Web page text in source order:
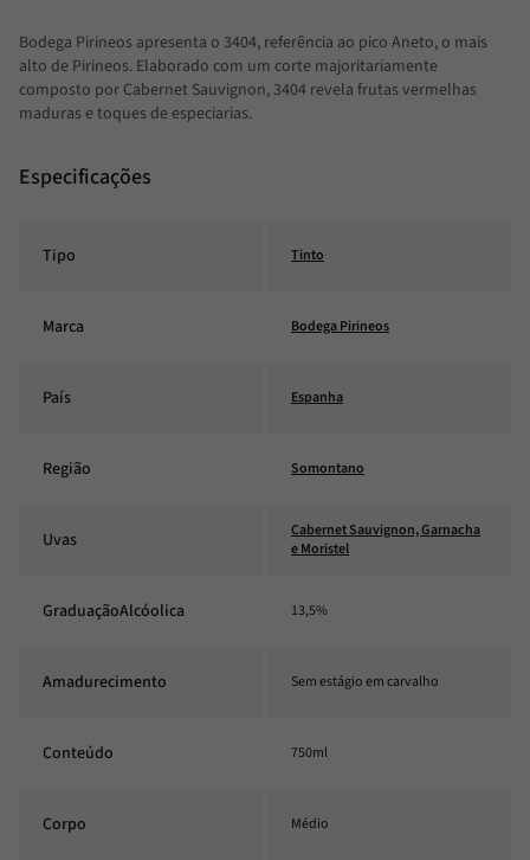
Bodega Pirineos apresenta o 3404, referência ao pico Aneto, o mais
alto de Pirineos. Elaborado com um corte majoritariamente
composto por Cabernet Sauvignon, 3404 revela frutas vermelhas
maduras e toques de especiarias.
Especificações
Tipo Tinto
Marca Bodega Pirineos
País Espanha
Região Somontano
Uvas
Cabernet Sauvignon, Garnacha
e Moristel
GraduaçãoAlcóolica 13,5%
Amadurecimento Sem estágio em carvalho
Conteúdo 750ml
Corpo Médio